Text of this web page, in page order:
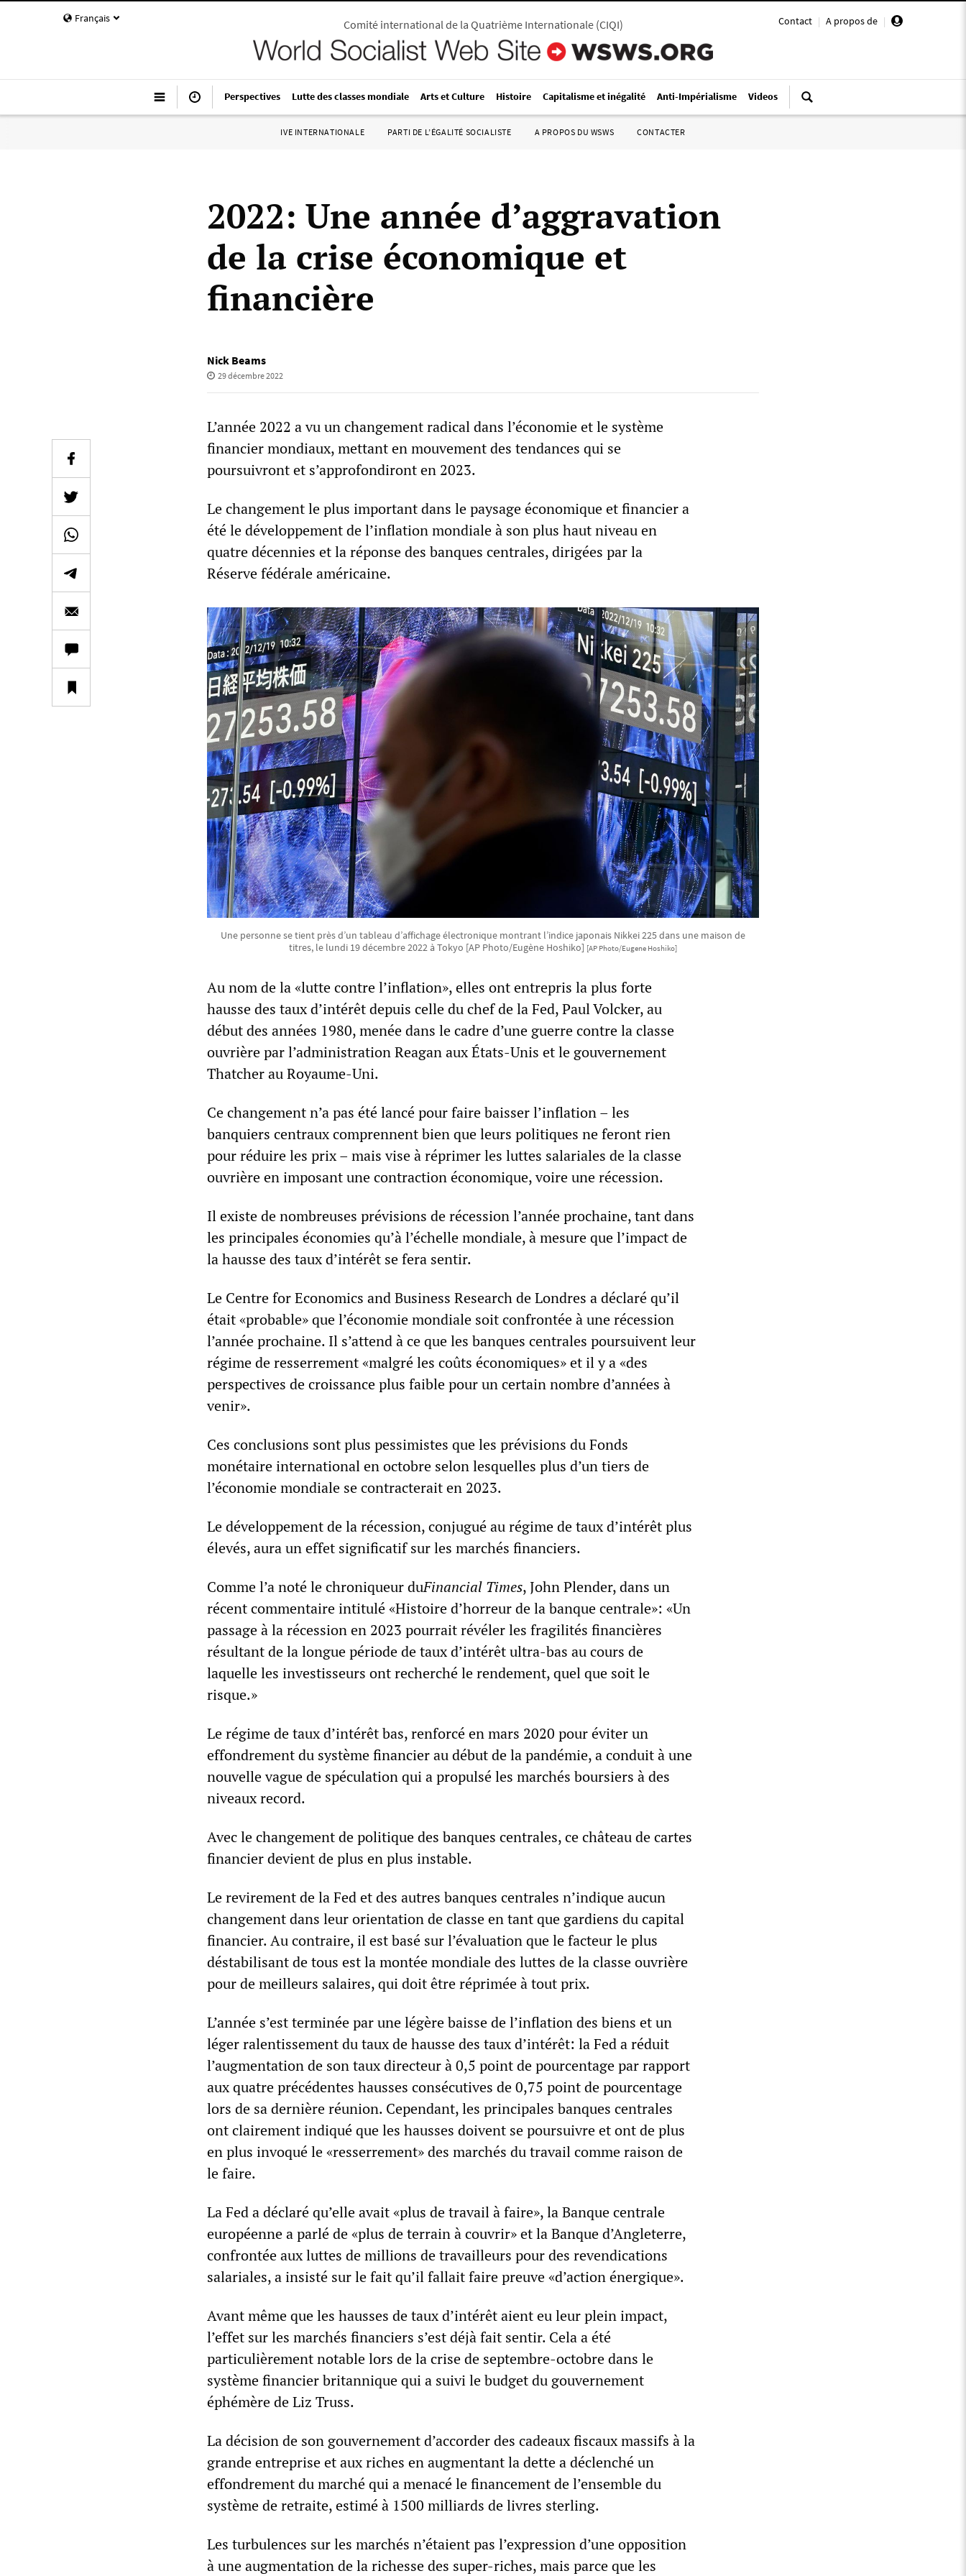
Français Contact | A propos de |
Comité international de la Quatrième Internationale(CIQI)
Perspectives Lutte des classes mondiale Arts et Culture Histoire Capitalisme et inégalité Anti-Impérialisme Videos
IVE INTERNATIONALE PARTI DE L’ÉGALITÉ SOCIALISTE A PROPOS DU WSWS CONTACTER
2022: Une année d’aggravation
de la crise économique et
financière
Nick Beams
29 décembre 2022
L’année 2022 a vu un changement radical dans l’économie et le système
financier mondiaux, mettant en mouvement des tendances qui se
poursuivront et s’approfondiront en 2023.
Le changement le plus important dans le paysage économique et financier a
été le développement de l’inflation mondiale à son plus haut niveau en
quatre décennies et la réponse des banques centrales, dirigées par la
Réserve fédérale américaine.
Une personne se tient près d’un tableau d’affichage électronique montrant l’indice japonais Nikkei 225 dans une maison de
titres, le lundi 19 décembre 2022 à Tokyo [AP Photo/Eugène Hoshiko] [AP Photo/Eugene Hoshiko]
Au nom de la «lutte contre l’inflation», elles ont entrepris la plus forte
hausse des taux d’intérêt depuis celle du chef de la Fed, Paul Volcker, au
début des années 1980, menée dans le cadre d’une guerre contre la classe
ouvrière par l’administration Reagan aux États-Unis et le gouvernement
Thatcher au Royaume-Uni.
Ce changement n’a pas été lancé pour faire baisser l’inflation – les
banquiers centraux comprennent bien que leurs politiques ne feront rien
pour réduire les prix – mais vise à réprimer les luttes salariales de la classe
ouvrière en imposant une contraction économique, voire une récession.
Il existe de nombreuses prévisions de récession l’année prochaine, tant dans
les principales économies qu’à l’échelle mondiale, à mesure que l’impact de
la hausse des taux d’intérêt se fera sentir.
Le Centre for Economics and Business Research de Londres a déclaré qu’il
était «probable» que l’économie mondiale soit confrontée à une récession
l’année prochaine. Il s’attend à ce que les banques centrales poursuivent leur
régime de resserrement «malgré les coûts économiques» et il y a «des
perspectives de croissance plus faible pour un certain nombre d’années à
venir».
Ces conclusions sont plus pessimistes que les prévisions du Fonds
monétaire international en octobre selon lesquelles plus d’un tiers de
l’économie mondiale se contracterait en 2023.
Le développement de la récession, conjugué au régime de taux d’intérêt plus
élevés, aura un effet significatif sur les marchés financiers.
Comme l’a noté le chroniqueur duFinancial Times, John Plender, dans un
récent commentaire intitulé «Histoire d’horreur de la banque centrale»: «Un
passage à la récession en 2023 pourrait révéler les fragilités financières
résultant de la longue période de taux d’intérêt ultra-bas au cours de
laquelle les investisseurs ont recherché le rendement, quel que soit le
risque.»
Le régime de taux d’intérêt bas, renforcé en mars 2020 pour éviter un
effondrement du système financier au début de la pandémie, a conduit à une
nouvelle vague de spéculation qui a propulsé les marchés boursiers à des
niveaux record.
Avec le changement de politique des banques centrales, ce château de cartes
financier devient de plus en plus instable.
Le revirement de la Fed et des autres banques centrales n’indique aucun
changement dans leur orientation de classe en tant que gardiens du capital
financier. Au contraire, il est basé sur l’évaluation que le facteur le plus
déstabilisant de tous est la montée mondiale des luttes de la classe ouvrière
pour de meilleurs salaires, qui doit être réprimée à tout prix.
L’année s’est terminée par une légère baisse de l’inflation des biens et un
léger ralentissement du taux de hausse des taux d’intérêt: la Fed a réduit
l’augmentation de son taux directeur à 0,5 point de pourcentage par rapport
aux quatre précédentes hausses consécutives de 0,75 point de pourcentage
lors de sa dernière réunion. Cependant, les principales banques centrales
ont clairement indiqué que les hausses doivent se poursuivre et ont de plus
en plus invoqué le «resserrement» des marchés du travail comme raison de
le faire.
La Fed a déclaré qu’elle avait «plus de travail à faire», la Banque centrale
européenne a parlé de «plus de terrain à couvrir» et la Banque d’Angleterre,
confrontée aux luttes de millions de travailleurs pour des revendications
salariales, a insisté sur le fait qu’il fallait faire preuve «d’action énergique».
Avant même que les hausses de taux d’intérêt aient eu leur plein impact,
l’effet sur les marchés financiers s’est déjà fait sentir. Cela a été
particulièrement notable lors de la crise de septembre-octobre dans le
système financier britannique qui a suivi le budget du gouvernement
éphémère de Liz Truss.
La décision de son gouvernement d’accorder des cadeaux fiscaux massifs à la
grande entreprise et aux riches en augmentant la dette a déclenché un
effondrement du marché qui a menacé le financement de l’ensemble du
système de retraite, estimé à 1500 milliards de livres sterling.
Les turbulences sur les marchés n’étaient pas l’expression d’une opposition
à une augmentation de la richesse des super-riches, mais parce que les